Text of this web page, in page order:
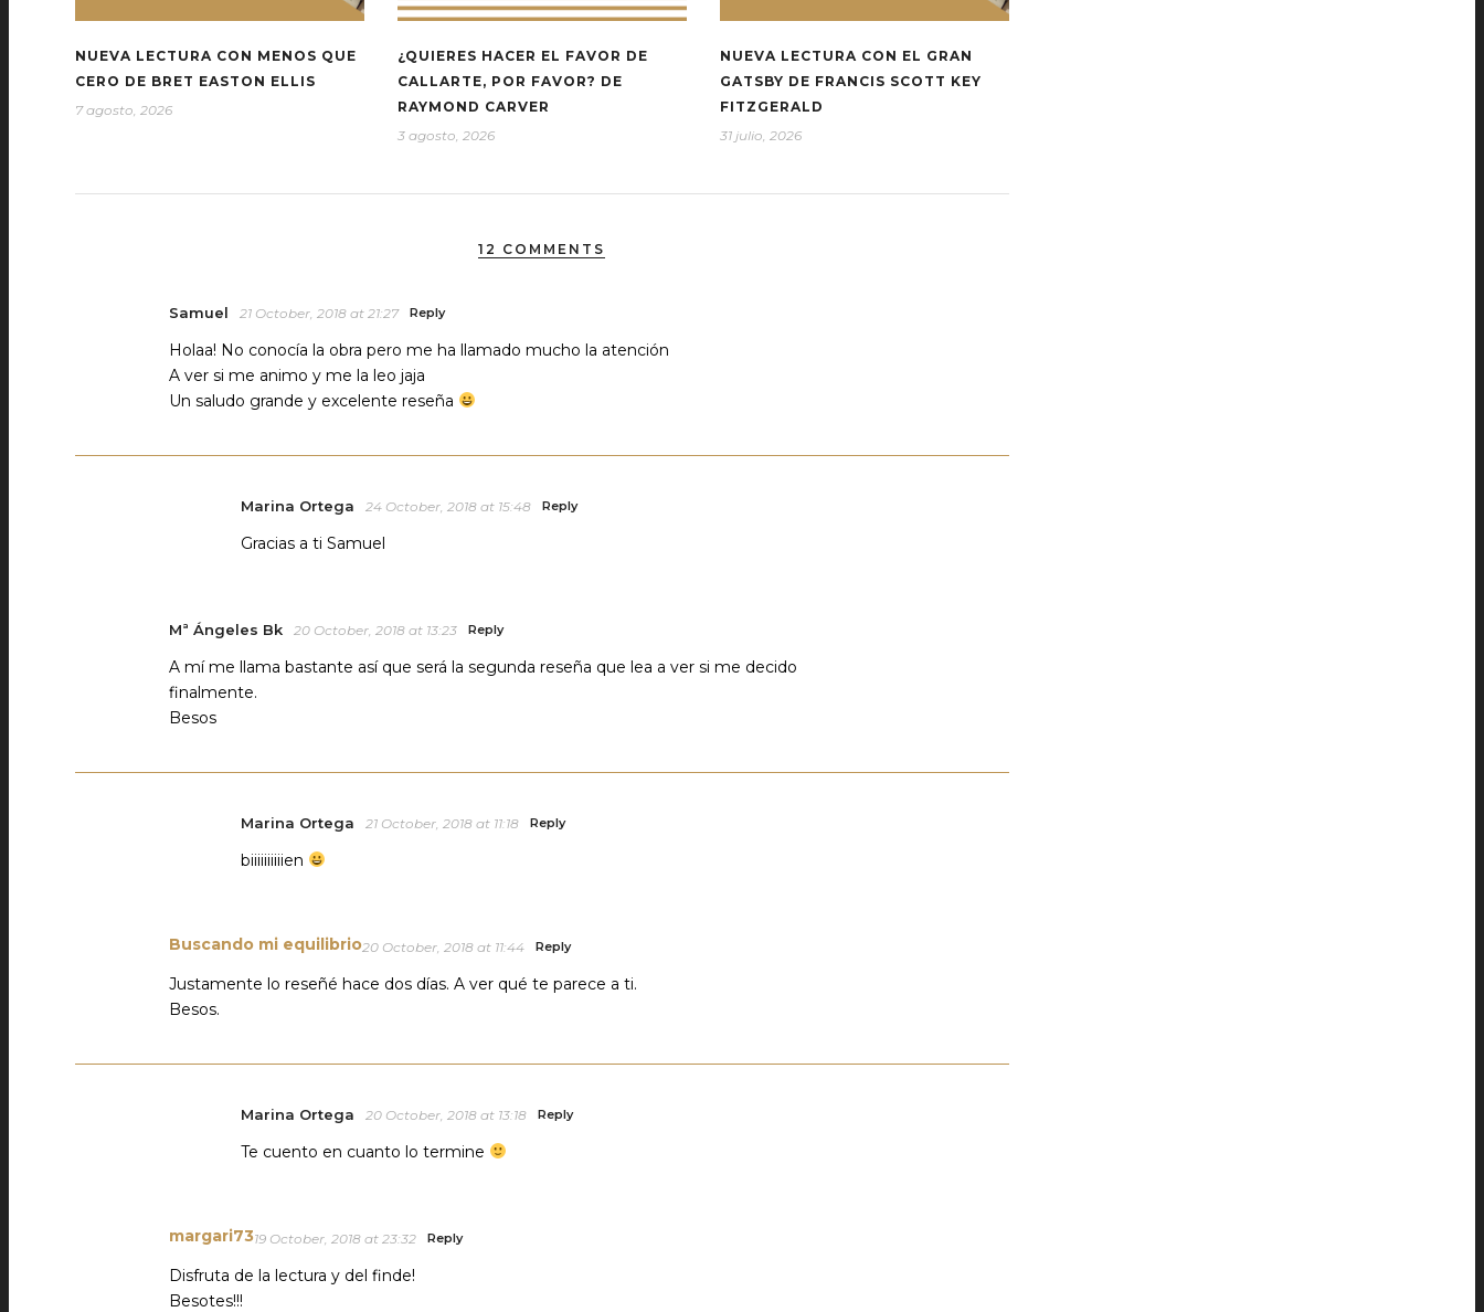
NUEVA LECTURA CON MENOS QUE
CERO DE BRET EASTON ELLIS
7 agosto, 2026
¿QUIERES HACER EL FAVOR DE
CALLARTE, POR FAVOR? DE
RAYMOND CARVER
3 agosto, 2026
NUEVA LECTURA CON EL GRAN
GATSBY DE FRANCIS SCOTT KEY
FITZGERALD
31 julio, 2026
12 COMMENTS
Samuel 21 October, 2018 at 21:27 Reply
Holaa! No conocía la obra pero me ha llamado mucho la atención
A ver si me animo y me la leo jaja
Un saludo grande y excelente reseña
Marina Ortega 24 October, 2018 at 15:48 Reply
Gracias a ti Samuel
Mª Ángeles Bk 20 October, 2018 at 13:23 Reply
A mí me llama bastante así que será la segunda reseña que lea a ver si me decido
finalmente.
Besos
Marina Ortega 21 October, 2018 at 11:18 Reply
biiiiiiiiiien
Buscando mi equilibrio20 October, 2018 at 11:44 Reply
Justamente lo reseñé hace dos días. A ver qué te parece a ti.
Besos.
Marina Ortega 20 October, 2018 at 13:18 Reply
Te cuento en cuanto lo termine
margari7319 October, 2018 at 23:32 Reply
Disfruta de la lectura y del finde!
Besotes!!!